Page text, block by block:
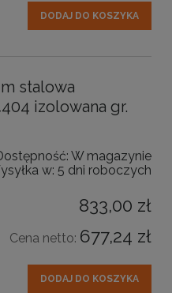
DODAJ DO KOSZYKA
stalowa
izolowana gr.
W magazynie
w: 5 dni roboczych
833,00 zł
Cena netto: 677,24 zł
DODAJ DO KOSZYKA